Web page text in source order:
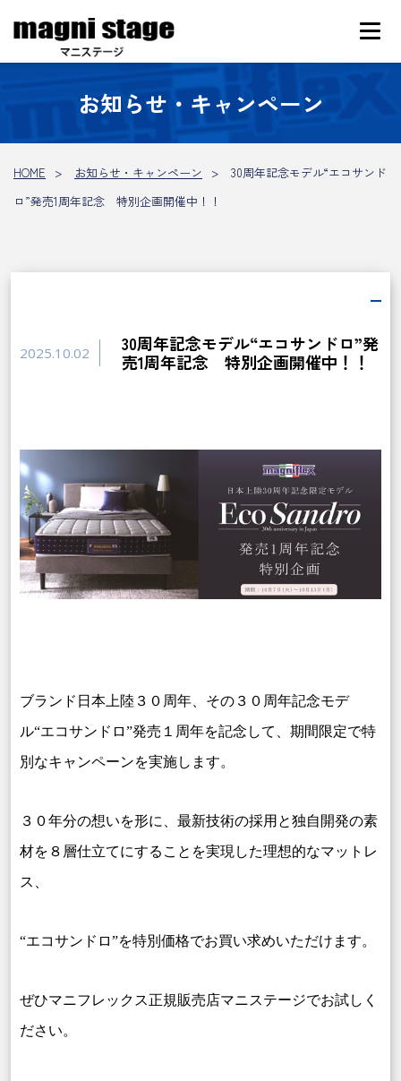
お知らせ・キャンペーン
HOME お知らせ・キャンペーン
30周年記念モデル“エコサンド
ロ”発売1周年記念 特別企画開催中！！
2025.10.02
30周年記念モデル“エコサンドロ”発
売1周年記念 特別企画開催中！！
ブランド日本上陸３０周年、その３０周年記念モデ
ル“エコサンドロ”発売１周年を記念して、期間限定で特
別なキャンペーンを実施します。
３０年分の想いを形に、最新技術の採用と独自開発の素
材を８層仕立てにすることを実現した理想的なマットレ
ス、
“エコサンドロ”を特別価格でお買い求めいただけます。
ぜひマニフレックス正規販売店マニステージでお試しく
ださい。